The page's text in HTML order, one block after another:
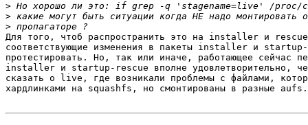
>
>
>
Для того, чтоб распространить это на installer и
соответствующие изменения в пакеты installer и
протестировать. Но, так или иначе, работающее сейчас
installer и startup-rescue вполне удовлетворительно,
сказать о live, где возникали проблемы с файлами,
хардлинками на squashfs, но смонтированы в разные